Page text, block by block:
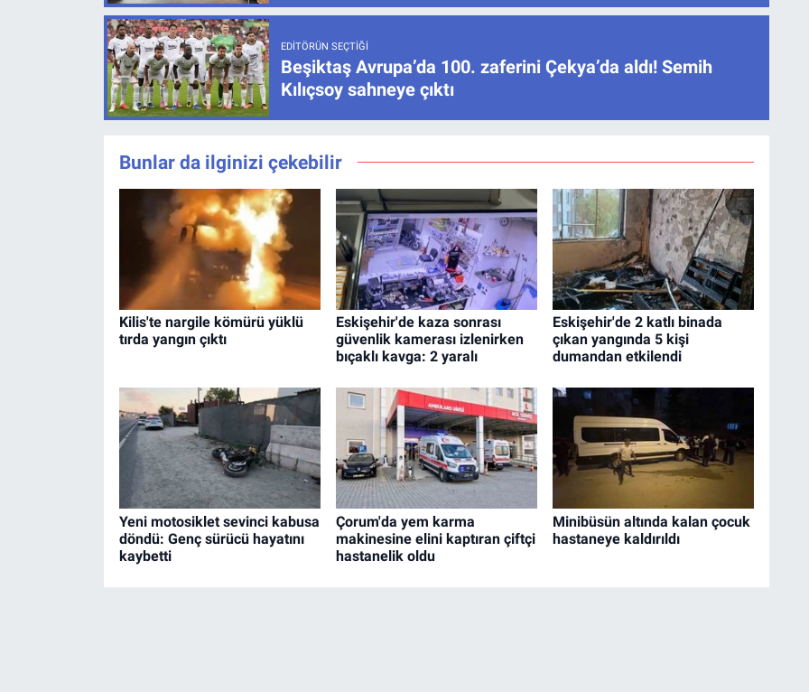
EDITÖRÜN SEÇTIĞI
Beşiktaş Avrupa’da 100. zaferini Çekya’da aldı! Semih
Kılıçsoy sahneye çıktı
Bunlar da ilginizi çekebilir
Kilis'te nargile kömürü yüklü
tırda yangın çıktı
Eskişehir'de kaza sonrası
güvenlik kamerası izlenirken
bıçaklı kavga: 2 yaralı
Eskişehir'de 2 katlı binada
çıkan yangında 5 kişi
dumandan etkilendi
Yeni motosiklet sevinci kabusa
döndü: Genç sürücü hayatını
kaybetti
Çorum'da yem karma
makinesine elini kaptıran çiftçi
hastanelik oldu
Minibüsün altında kalan çocuk
hastaneye kaldırıldı